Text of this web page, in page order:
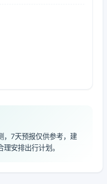
，7天预报仅供参考，建
安排出行计划。